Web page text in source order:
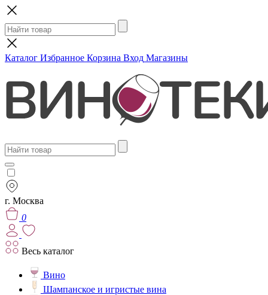
Каталог Избранное Корзина Вход Магазины
г. Москва
0
Весь каталог
Вино
Шампанское и игристые вина